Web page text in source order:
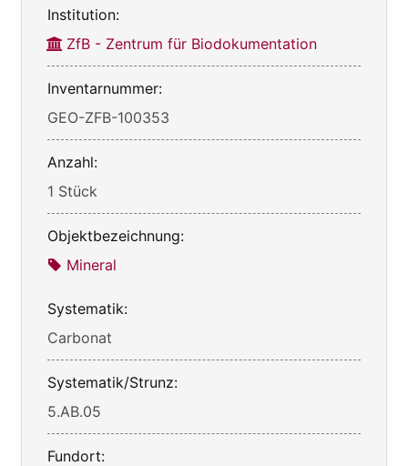
Institution:
ZfB - Zentrum für Biodokumentation
Inventarnummer:
GEO-ZFB-100353
Anzahl:
1 Stück
Objektbezeichnung:
Mineral
Systematik:
Carbonat
Systematik/Strunz:
5.AB.05
Fundort: